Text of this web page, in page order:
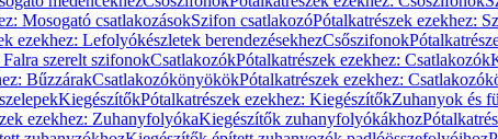
Mosogató csatlakozásokSzifon csatlakozóPótalkatrészek ezekhez:
ezekhez: Lefolyókészletek berendezésekhezCsőszifonok
szerelt szifonokCsatlakozókPótalkatrészek ezekhez: Csatlakozók
BűzzárakCsatlakozókönyökökPótalkatrészek ezekhez:
KiegészítőkPótalkatrészek ezekhez: KiegészítőkZuhanyok és
ezekhez: ZuhanyfolyókaKiegészítők zuhanyfolyókákhoz